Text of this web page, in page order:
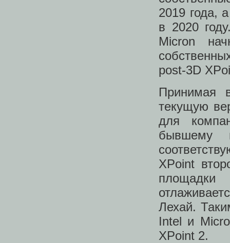
2019 года,
в 2020
Micron
post-3D
Принимая
текущую
для
бывшему
XPoint
Лехай.
Intel и
XPoint 2.